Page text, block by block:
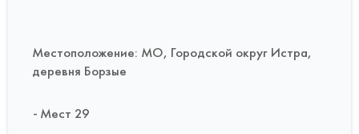
Местоположение: МО, Городской округ Истра,
деревня Борзые
Мест 29